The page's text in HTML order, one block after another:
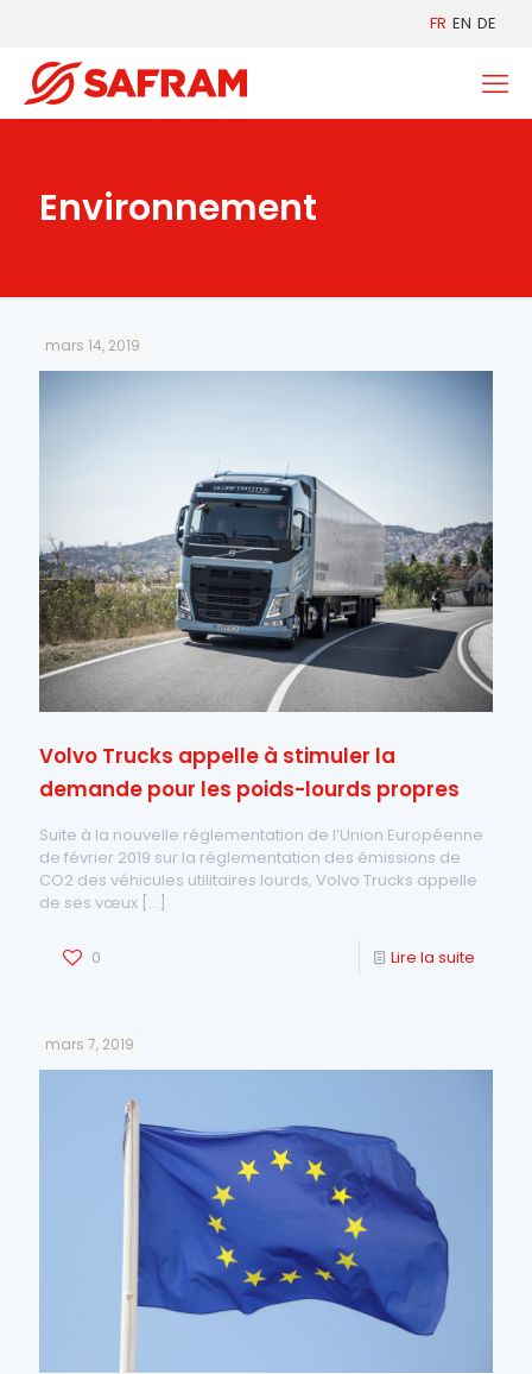
FR EN DE
Environnement
mars 14, 2019
Volvo Trucks appelle à stimuler la
demande pour les poids-lourds propres
Suite à la nouvelle réglementation de l’Union Européenne
de février 2019 sur la réglementation des émissions de
CO2 des véhicules utilitaires lourds, Volvo Trucks appelle
de ses vœux […]
0 Lire la suite
mars 7, 2019